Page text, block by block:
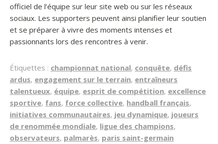
officiel de l’équipe sur leur site web ou sur les réseaux
sociaux. Les supporters peuvent ainsi planifier leur soutien
et se préparer à vivre des moments intenses et
passionnants lors des rencontres à venir.
Étiquettes : championnat national, conquête, défis
ardus, engagement sur le terrain, entraîneurs
talentueux, équipe, esprit de compétition, excellence
sportive, fans, force collective, handball français,
initiatives communautaires, jeu dynamique, joueurs
de renommée mondiale, ligue des champions,
observateurs, palmarès, paris saint-germain